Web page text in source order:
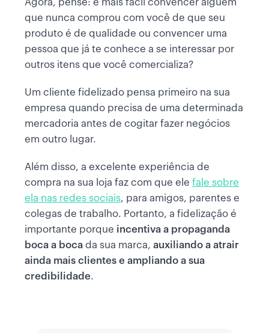
Agora, pense: é mais fácil convencer alguém
que nunca comprou com você de que seu
produto é de qualidade ou convencer uma
pessoa que já te conhece a se interessar por
outros itens que você comercializa?
Um cliente fidelizado pensa primeiro na sua
empresa quando precisa de uma determinada
mercadoria antes de cogitar fazer negócios
em outro lugar.
Além disso, a excelente experiência de
compra na sua loja faz com que ele fale sobre
ela nas redes sociais, para amigos, parentes e
colegas de trabalho. Portanto, a fidelização é
importante porque incentiva a propaganda
boca a boca da sua marca, auxiliando a atrair
ainda mais clientes e ampliando a sua
credibilidade.